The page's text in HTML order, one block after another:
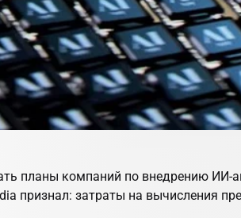
планы компаний по внедрению ИИ-
признал: затраты на вычисления